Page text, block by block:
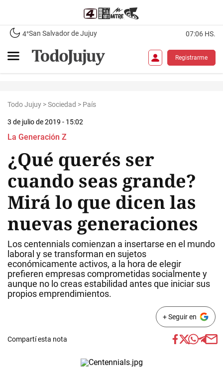
4°San Salvador de Jujuy 07:06 HS.
Registrarme
Todo Jujuy >Sociedad > País
3 de julio de 2019 - 15:02
La Generación Z
¿Qué querés ser
cuando seas grande?
Mirá lo que dicen las
nuevas generaciones
Los centennials comienzan a insertarse en el mundo
laboral y se transforman en sujetos
económicamente activos, a la hora de elegir
prefieren empresas comprometidas socialmente y
aunque no lo creas estabilidad antes que iniciar sus
propios emprendimientos.
+ Seguir en
Compartí esta nota